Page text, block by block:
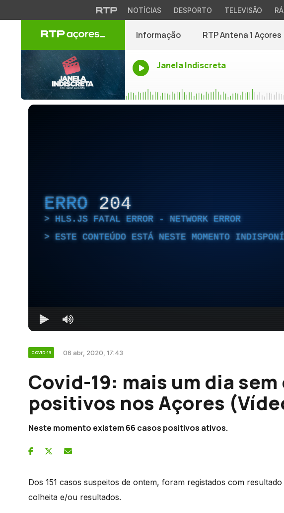
NOTÍCIAS DESPORTO TELEVISÃO
Informação RTP Antena 1 Açores
Janela Indiscreta
ERRO 204
HLS.JS FATAL ERROR - NETWORK ERROR
ESTE CONTEÚDO ESTÁ NESTE MOMENTO
COVID-19 06 abr, 2020, 17:43
Covid-19: mais um dia sem
positivos nos Açores
Neste momento existem 66 casos positivos ativos.
Dos 151 casos suspeitos de ontem, foram registados com
colheita e/ou resultados.